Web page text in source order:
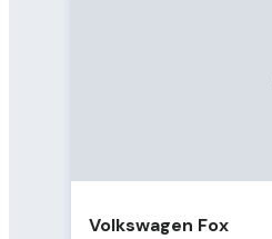
Volkswagen Fox